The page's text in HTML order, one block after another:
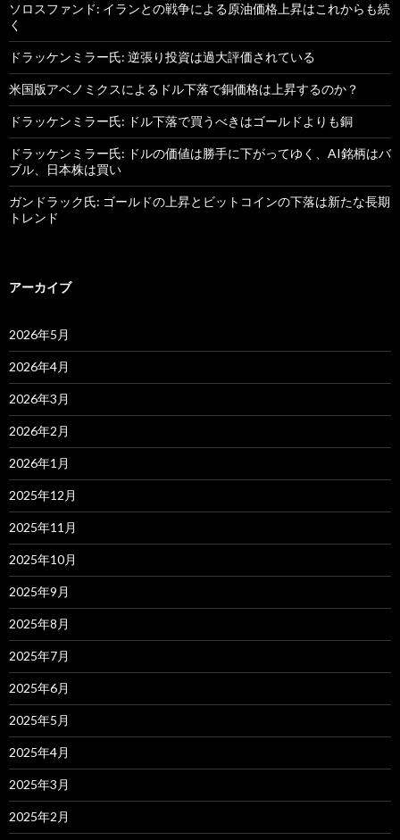
ソロスファンド: イランとの戦争による原油価格上昇はこれからも続
く
ドラッケンミラー氏: 逆張り投資は過大評価されている
米国版アベノミクスによるドル下落で銅価格は上昇するのか？
ドラッケンミラー氏: ドル下落で買うべきはゴールドよりも銅
ドラッケンミラー氏: ドルの価値は勝手に下がってゆく、AI銘柄はバ
ブル、日本株は買い
ガンドラック氏: ゴールドの上昇とビットコインの下落は新たな長期
トレンド
アーカイブ
2026年5月
2026年4月
2026年3月
2026年2月
2026年1月
2025年12月
2025年11月
2025年10月
2025年9月
2025年8月
2025年7月
2025年6月
2025年5月
2025年4月
2025年3月
2025年2月